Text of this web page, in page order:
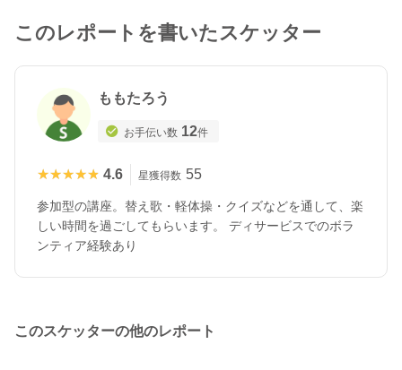
このレポートを書いたスケッター
ももたろう
お手伝い数 12件
★★★★★
★★★★★ 4.6 星獲得数 55
参加型の講座。替え歌・軽体操・クイズなどを通して、楽
しい時間を過ごしてもらいます。 ディサービスでのボラ
ンティア経験あり
このスケッターの他のレポート